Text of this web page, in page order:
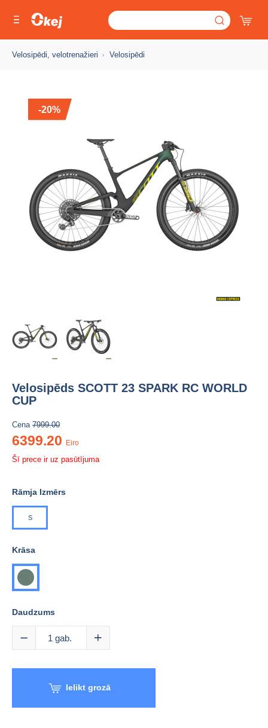
Velosipēdi, velotrenažieri Velosipēdi
-20%
Velosipēds SCOTT 23 SPARK RC WORLD
CUP
Cena 7999.00
6399.20 Eiro
Šī prece ir uz pasūtījuma
Rāmja Izmērs
S
Krāsa
haki
Daudzums
1 gab.
Ielikt grozā